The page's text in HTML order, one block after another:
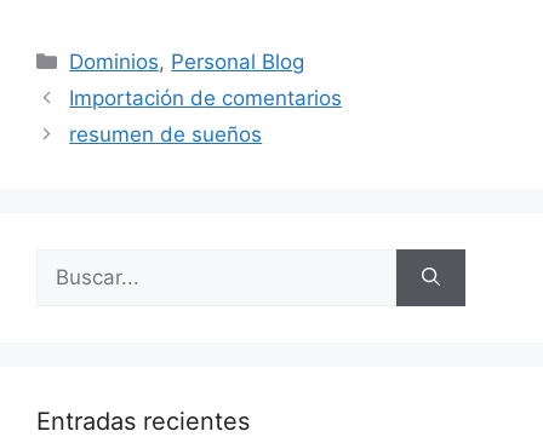
Categorías
Dominios, Personal Blog
Importación de comentarios
resumen de sueños
Entradas recientes